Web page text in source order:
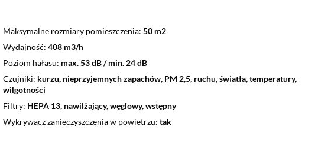
Maksymalne rozmiary pomieszczenia 50 m2
Wydajność 408 m3/h
Poziom hałasu max. 53 dB / min. 24 dB
Czujniki kurzu, nieprzyjemnych zapachów, PM 2,5, ruchu, światła, temperatury,
wilgotności
Filtry HEPA 13, nawilżający, węglowy, wstępny
Wykrywacz zanieczyszczenia w powietrzu tak